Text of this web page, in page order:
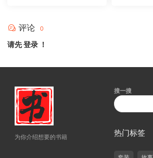
评论 0
请先登录 ！
为你介绍想要的书籍
搜一搜
热门标签